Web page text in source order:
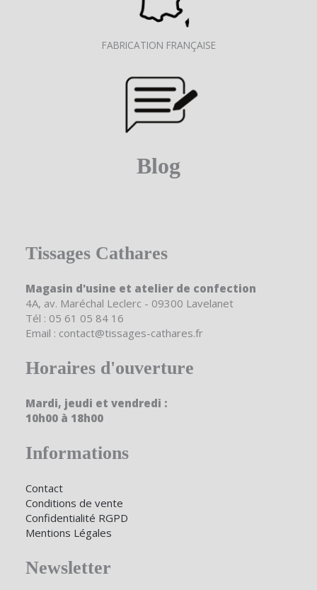
FABRICATION FRANÇAISE
Blog
Tissages Cathares
Magasin d'usine et atelier de confection
4A, av. Maréchal Leclerc - 09300 Lavelanet
Tél : 05 61 05 84 16
Email : contact@tissages-cathares.fr
Horaires d'ouverture
Mardi, jeudi et vendredi :
10h00 à 18h00
Informations
Contact
Conditions de vente
Confidentialité RGPD
Mentions Légales
Newsletter